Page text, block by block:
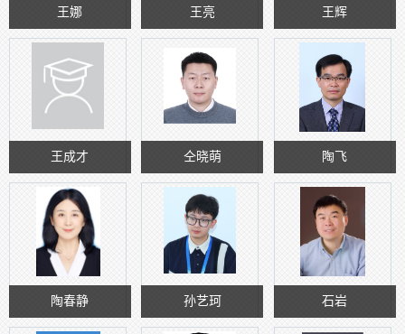
王娜 王亮 王辉
王成才 仝晓萌 陶飞
陶春静 孙艺珂 石岩